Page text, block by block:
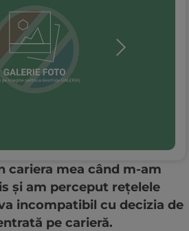
cariera mea când m-am
și am perceput rețelele
incompatibil cu decizia de
pe carieră.